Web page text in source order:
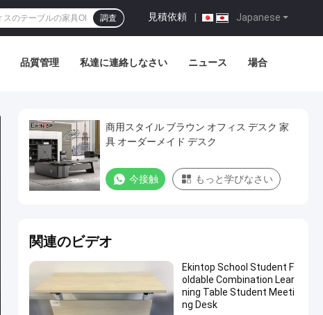
Japanese
見積依頼
調査
品質管理 私達に連絡しなさい ニュース 場合
商用スタイル ブラウン オフィス デスク 家
具 オーダーメイド デスク
今接触 もっと学びなさい
関連のビデオ
Ekintop School Student F
oldable Combination Lear
ning Table Student Meeti
ng Desk